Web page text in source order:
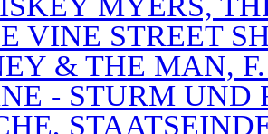
VINE STREET
& THE MAN,
- STURM UND